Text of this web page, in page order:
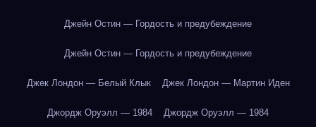
Джейн Остин — Гордость и предубеждение
Джейн Остин — Гордость и предубеждение
Джек Лондон — Белый Клык Джек Лондон — Мартин Иден
Джордж Оруэлл — 1984 Джордж Оруэлл — 1984